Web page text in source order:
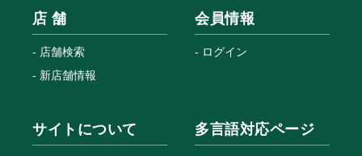
店 舗
店舗検索
新店舗情報
会員情報
ログイン
サイトについて 多言語対応ページ